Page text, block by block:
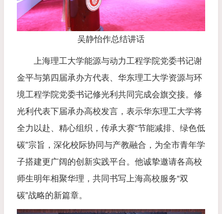
吴静怡作总结讲话
上海理工大学能源与动力工程学院党委书记谢
金平与第四届承办方代表、华东理工大学资源与环
境工程学院党委书记修光利共同完成会旗交接。修
光利代表下届承办高校发言，表示华东理工大学将
全力以赴、精心组织，传承大赛“节能减排、绿色低
碳”宗旨，深化校际协同与产教融合，为全市青年学
子搭建更广阔的创新实践平台。他诚挚邀请各高校
师生明年相聚华理，共同书写上海高校服务“双
碳”战略的新篇章。